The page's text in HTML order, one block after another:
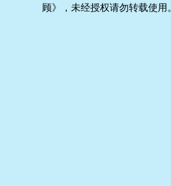
顾》，未经授权请勿转载使用。